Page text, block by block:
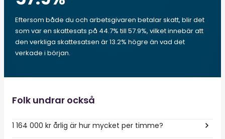
Eftersom både du och arbetsgivaren betalar skatt, blir det
som var en skattesats på 44.7% till 57.9%, vilket innebär att
den verkliga skattesatsen är 13.2% högre än vad det
verkade i början.
Folk undrar också
1 164 000 kr årlig är hur mycket per timme?